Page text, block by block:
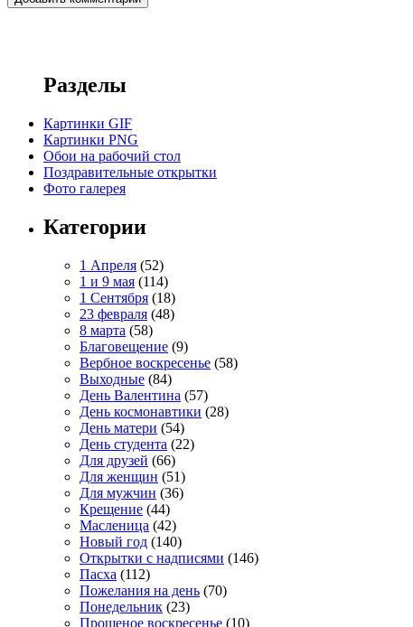
Разделы
Картинки GIF
Картинки PNG
Обои на рабочий стол
Поздравительные открытки
Фото галерея
Категории
1 Апреля (52)
1 и 9 мая (114)
1 Сентября (18)
23 февраля (48)
8 марта (58)
Благовещение (9)
Вербное воскресенье (58)
Выходные (84)
День Валентина (57)
День космонавтики (28)
День матери (54)
День студента (22)
Для друзей (66)
Для женщин (51)
Для мужчин (36)
Крещение (44)
Масленица (42)
Новый год (140)
Открытки с надписями (146)
Пасха (112)
Пожелания на день (70)
Понедельник (23)
Прощеное воскресенье (10)